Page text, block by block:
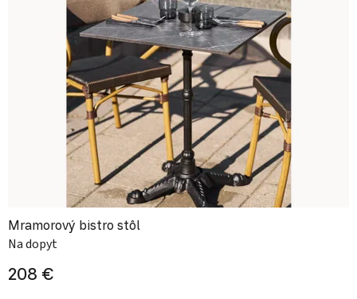
Mramorový bistro stôl
Na dopyt
208 €